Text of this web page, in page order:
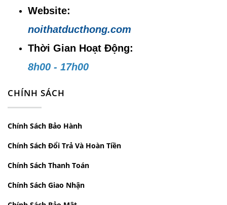
Website:
noithatducthong.com
Thời Gian Hoạt Động:
8h00 - 17h00
CHÍNH SÁCH
Chính Sách Bảo Hành
Chính Sách Đổi Trả Và Hoàn Tiền
Chính Sách Thanh Toán
Chính Sách Giao Nhận